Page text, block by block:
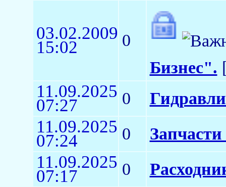
03.02.2009
15:02
0
Бизнес".
11.09.2025
07:27 0
11.09.2025
07:24 0
11.09.2025
07:17 0